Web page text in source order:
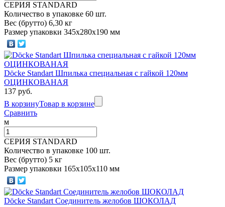
СЕРИЯ STANDARD
Количество в упаковке 60 шт.
Вес (брутто) 6,30 кг
Размер упаковки 345х280х190 мм
Döcke Standart Шпилька специальная с гайкой 120мм
ОЦИНКОВАНАЯ
137 руб.
В корзинуТовар в корзине
Сравнить
м
СЕРИЯ STANDARD
Количество в упаковке 100 шт.
Вес (брутто) 5 кг
Размер упаковки 165х105х110 мм
Döcke Standart Соединитель желобов ШОКОЛАД